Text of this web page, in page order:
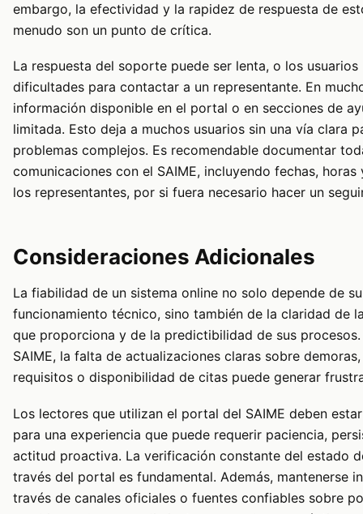
embargo, la efectividad y la rapidez de respuesta de
menudo son un punto de crítica.
La respuesta del soporte puede ser lenta, o los usuarios
dificultades para contactar a un representante. En
información disponible en el portal o en secciones de
limitada. Esto deja a muchos usuarios sin una vía clara
problemas complejos. Es recomendable documentar
comunicaciones con el SAIME, incluyendo fechas, horas
los representantes, por si fuera necesario hacer un
Consideraciones Adicionales
La fiabilidad de un sistema online no solo depende de su
funcionamiento técnico, sino también de la claridad de
que proporciona y de la predictibilidad de sus
SAIME, la falta de actualizaciones claras sobre
requisitos o disponibilidad de citas puede generar
Los lectores que utilizan el portal del SAIME deben
para una experiencia que puede requerir paciencia,
actitud proactiva. La verificación constante del estado
través del portal es fundamental. Además, mantenerse
través de canales oficiales o fuentes confiables sobre